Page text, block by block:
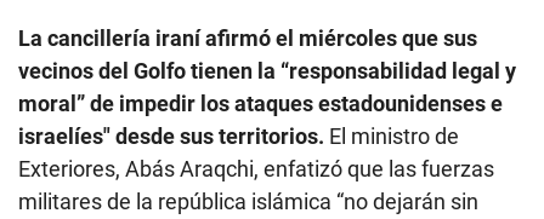
La cancillería iraní afirmó el miércoles que sus
vecinos del Golfo tienen la “responsabilidad legal y
moral” de impedir los ataques estadounidenses e
israelíes" desde sus territorios. El ministro de
Exteriores, Abás Araqchi, enfatizó que las fuerzas
militares de la república islámica “no dejarán sin